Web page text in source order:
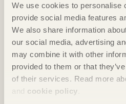
We use cookies to personalise
provide social media features
We also share information
our social media, advertising
may combine it with other
provided to them or that
of their services. Read more
and cookie policy